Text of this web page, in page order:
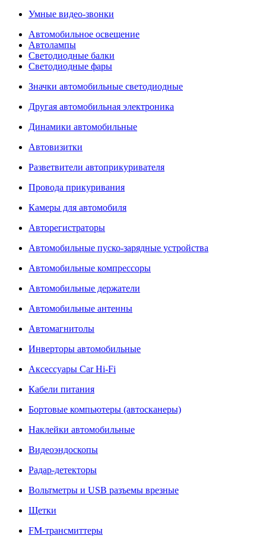
Умные видео-звонки
Автомобильное освещение
Автолампы
Светодиодные балки
Светодиодные фары
Значки автомобильные светодиодные
Другая автомобильная электроника
Динамики автомобильные
Автовизитки
Разветвители автоприкуривателя
Провода прикуривания
Камеры для автомобиля
Авторегистраторы
Автомобильные пуско-зарядные устройства
Автомобильные компрессоры
Автомобильные держатели
Автомобильные антенны
Автомагнитолы
Инверторы автомобильные
Аксессуары Car Hi-Fi
Кабели питания
Бортовые компьютеры (автосканеры)
Наклейки автомобильные
Видеоэндоскопы
Радар-детекторы
Вольтметры и USB разъемы врезные
Щетки
FM-трансмиттеры